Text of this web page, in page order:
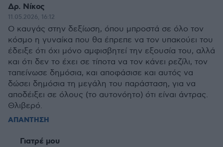
Δρ. Νίκος
11.05.2026, 16:12
Ο καυγάς στην δεξίωση, όπου μπροστά σε όλο τον
κόσμο η γυναίκα που θα έπρεπε να τον υπακούει του
έδειξε ότι όχι μόνο αμφισβητεί την εξουσία του, αλλά
και ότι δεν το έχει σε τίποτα να τον κάνει ρεζίλι, τον
ταπείνωσε δημόσια, και αποφάσισε και αυτός να
δώσει δημόσια τη μεγάλη του παράσταση, για να
αποδέιξει σε όλους (το αυτονόητο) ότι είναι άντρας.
Θλιβερό.
ΑΠΑΝΤΗΣΗ
Γιατρέ μου